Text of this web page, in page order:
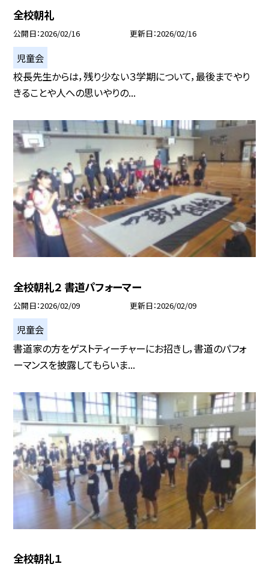
全校朝礼
公開日 2026/02/16 更新日 2026/02/16
児童会
校長先生からは，残り少ない３学期について，最後までやり
きることや人への思いやりの...
全校朝礼２ 書道パフォーマー
公開日 2026/02/09 更新日 2026/02/09
児童会
書道家の方をゲストティーチャーにお招きし，書道のパフォ
ーマンスを披露してもらいま...
全校朝礼１